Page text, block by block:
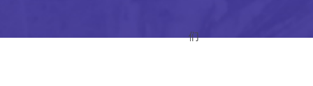
们